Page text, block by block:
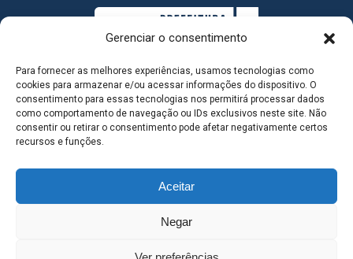
Gerenciar o consentimento
Para fornecer as melhores experiências, usamos tecnologias como
cookies para armazenar e/ou acessar informações do dispositivo. O
consentimento para essas tecnologias nos permitirá processar dados
como comportamento de navegação ou IDs exclusivos neste site. Não
consentir ou retirar o consentimento pode afetar negativamente certos
recursos e funções.
Aceitar
Negar
MAPA DO SITE
SEDE DO ADMINISTRATIVO MUNICIPAL - Avenida